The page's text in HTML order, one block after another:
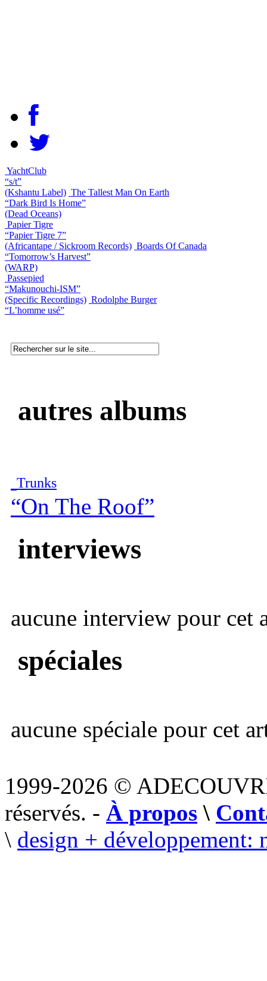
YachtClub
“s/t”
(Kshantu Label) The Tallest Man On Earth
“Dark Bird Is Home”
(Dead Oceans)
Papier Tigre
“Papier Tigre 7”
(Africantape / Sickroom Records) Boards Of Canada
“Tomorrow’s Harvest”
(WARP)
Passepied
“Makunouchi-ISM”
(Specific Recordings) Rodolphe Burger
“L’homme usé”
autres albums
Trunks
“On The Roof”
interviews
aucune interview pour cet
spéciales
aucune spéciale pour cet
1999-2026 ©
réservés. - À propos \
\ design + développement: